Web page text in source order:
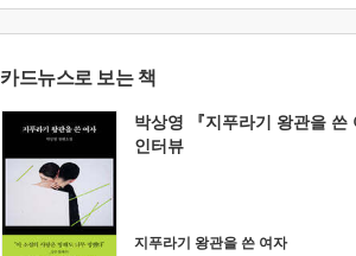
카드뉴스로 보는 책
박상영 『지푸라기 왕관을 쓴
인터뷰
지푸라기 왕관을 쓴 여자